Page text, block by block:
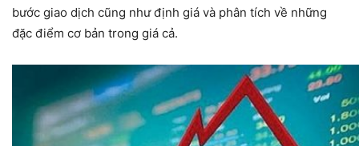
bước giao dịch cũng như định giá và phân tích về những
đặc điểm cơ bản trong giá cả.